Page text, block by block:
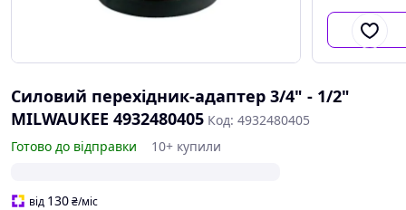
Силовий перехідник-адаптер 3/4" - 1/2"
MILWAUKEE 4932480405 Код: 4932480405
Готово до відправки
10+ купили
від 130₴/міс